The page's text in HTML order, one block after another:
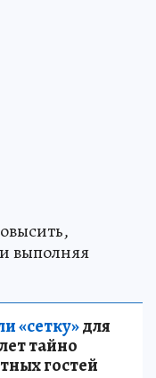
выполняя
«сетку»для
тайно
гостей